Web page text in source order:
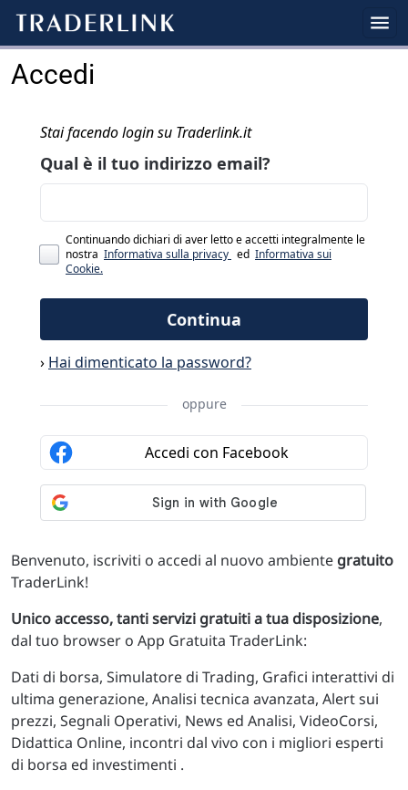
Accedi
Benvenuto, iscriviti o accedi al nuovo ambiente gratuito
TraderLink!
Unico accesso, tanti servizi gratuiti a tua disposizione,
dal tuo browser o App Gratuita TraderLink:
Dati di borsa, Simulatore di Trading, Grafici interattivi di
ultima generazione, Analisi tecnica avanzata, Alert sui
prezzi, Segnali Operativi, News ed Analisi, VideoCorsi,
Didattica Online, incontri dal vivo con i migliori esperti
di borsa ed investimenti .